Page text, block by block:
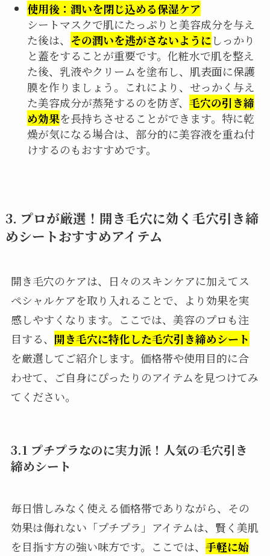
使用後：潤いを閉じ込める保湿ケア
シートマスクで肌にたっぷりと美容成分を与え
た後は、 その潤いを逃がさないようにしっかり
と蓋をすることが重要です。化粧水で肌を整え
た後、乳液やクリームを塗布し、肌表面に保護
膜を作りましょう。これにより、せっかく与え
た美容成分が蒸発するのを防ぎ、 毛穴の引き締
め効果を長持ちさせることができます。特に乾
燥が気になる場合は、部分的に美容液を重ね付
けするのもおすすめです。
3. プロが厳選！開き毛穴に効く毛穴引き締
めシートおすすめアイテム
開き毛穴のケアは、日々のスキンケアに加えてス
ペシャルケアを取り入れることで、より効果を実
感しやすくなります。ここでは、美容のプロも注
目する、 開き毛穴に特化した毛穴引き締めシート
を厳選してご紹介します。価格帯や使用目的に合
わせて、ご自身にぴったりのアイテムを見つけてみ
てください。
3.1 プチプラなのに実力派！人気の毛穴引き
締めシート
毎日惜しみなく使える価格帯でありながら、その
効果は侮れない「プチプラ」アイテムは、賢く美肌
を目指す方の強い味方です。ここでは、 手軽に始